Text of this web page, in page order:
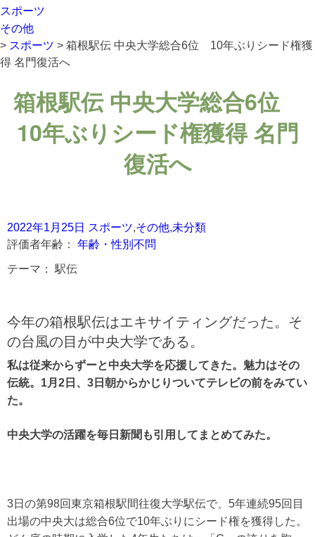
スポーツ
その他
> スポーツ > 箱根駅伝 中央大学総合6位 10年ぶりシード権獲
得 名門復活へ
箱根駅伝 中央大学総合6位
10年ぶりシード権獲得 名門
復活へ
2022年1月25日 スポーツ,その他,未分類
評価者年齢：
年齢・性別不問
テーマ： 駅伝
今年の箱根駅伝はエキサイティングだった。そ
の台風の目が中央大学である。
私は従来からずーと中央大学を応援してきた。魅力はその
伝統。1月2日、3日朝からかじりついてテレビの前をみてい
た。
中央大学の活躍を毎日新聞も引用してまとめてみた。
3日の第98回東京箱根駅間往復大学駅伝で、5年連続95回目
出場の中央大は総合6位で10年ぶりにシード権を獲得した。